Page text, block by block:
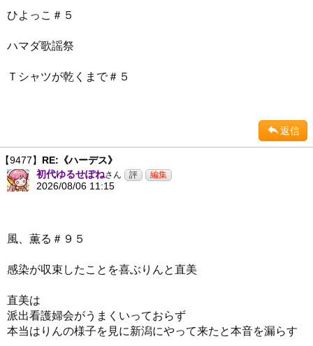
ひよっこ＃５
ハマダ歌謡祭
Ｔシャツが乾くまで＃５
返信
【9477】 RE:《ハーデス》
初代ゆるせぽねさん
2026/08/06 11:15
風、薫る＃９５
感染が収束したことを喜ぶりんと直美
直美は
派出看護婦会がうまくいっておらず
本当はりんの様子を見に新潟にやって来たと本音を漏らす